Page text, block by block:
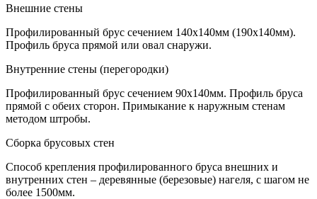
Внешние стены
Профилированный брус сечением 140х140мм (190х140мм).
Профиль бруса прямой или овал снаружи.
Внутренние стены (перегородки)
Профилированный брус сечением 90х140мм. Профиль бруса
прямой с обеих сторон. Примыкание к наружным стенам
методом штробы.
Сборка брусовых стен
Способ крепления профилированного бруса внешних и
внутренних стен – деревянные (березовые) нагеля, с шагом не
более 1500мм.